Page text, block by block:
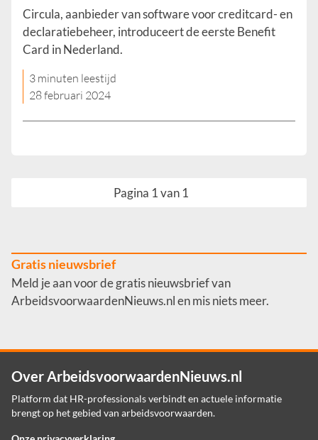
Circula, aanbieder van software voor creditcard- en
declaratiebeheer, introduceert de eerste Benefit
Card in Nederland.
3 minuten leestijd
28 februari 2024
Pagina 1 van 1
Gratis nieuwsbrief
Meld je aan voor de gratis nieuwsbrief van
ArbeidsvoorwaardenNieuws.nl en mis niets meer.
Over ArbeidsvoorwaardenNieuws.nl
Platform dat HR-professionals verbindt en actuele informatie
brengt op het gebied van arbeidsvoorwaarden.